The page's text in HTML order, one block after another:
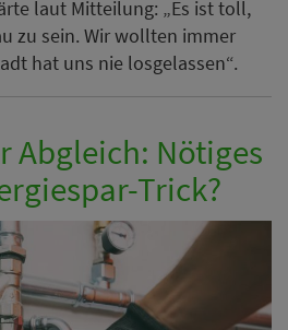
laut Mitteilung: „Es ist toll,
zu sein. Wir wollten immer
hat uns nie losgelassen“.
Abgleich: Nötiges
Trick?